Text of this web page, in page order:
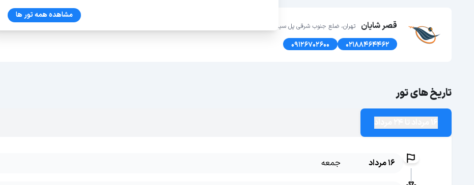
قصر شایان تهران، ضلع جنوب شرقی پل سیدخندان، پلاک1366 طبقه اول
02188464462
09126702600
تاریخ های تور
16 مرداد جمعه
مشاهده همه تور ها